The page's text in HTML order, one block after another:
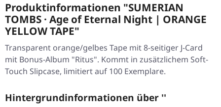
Produktinformationen "SUMERIAN
TOMBS · Age of Eternal Night | ORANGE
YELLOW TAPE"
Transparent orange/gelbes Tape mit 8-seitiger J-Card
mit Bonus-Album "Ritus". Kommt in zusätzlichem Soft-
Touch Slipcase, limitiert auf 100 Exemplare.
Hintergrundinformationen über ''